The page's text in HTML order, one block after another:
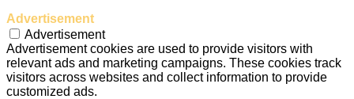
Advertisement
Advertisement
Advertisement cookies are used to provide visitors with
relevant ads and marketing campaigns. These cookies track
visitors across websites and collect information to provide
customized ads.